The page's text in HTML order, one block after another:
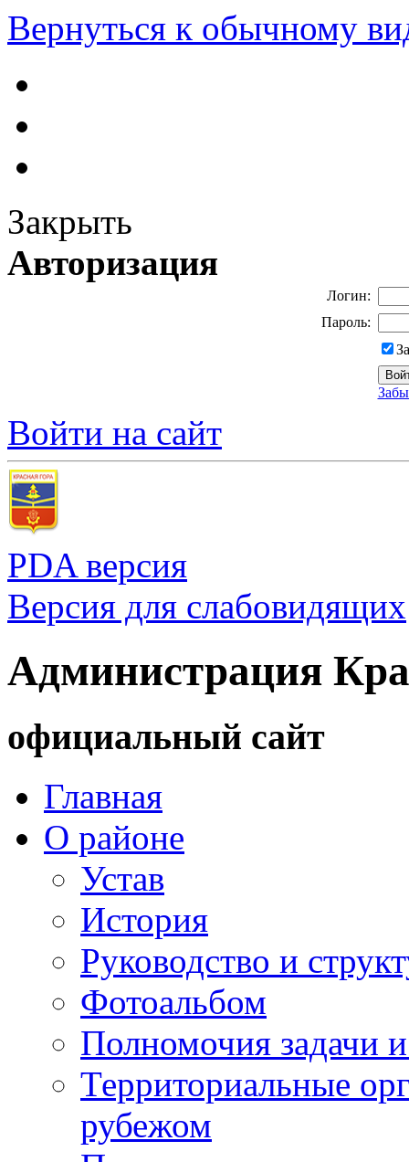
Вернуться к обычному
Закрыть
Авторизация
Логин:
Пароль:
Войти на сайт
PDA версия
Версия для слабовидящих
Администрация
официальный сайт
Главная
О районе
Устав
История
Руководство и
Фотоальбом
Полномочия задачи
Территориальные
рубежом